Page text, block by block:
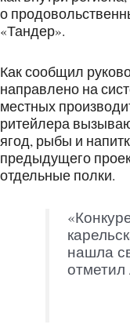
о
«Тандер».
Как сообщил
направлено на
местных
ритейлера
ягод, рыбы и
предыдущего
отдельные полки.
нашла